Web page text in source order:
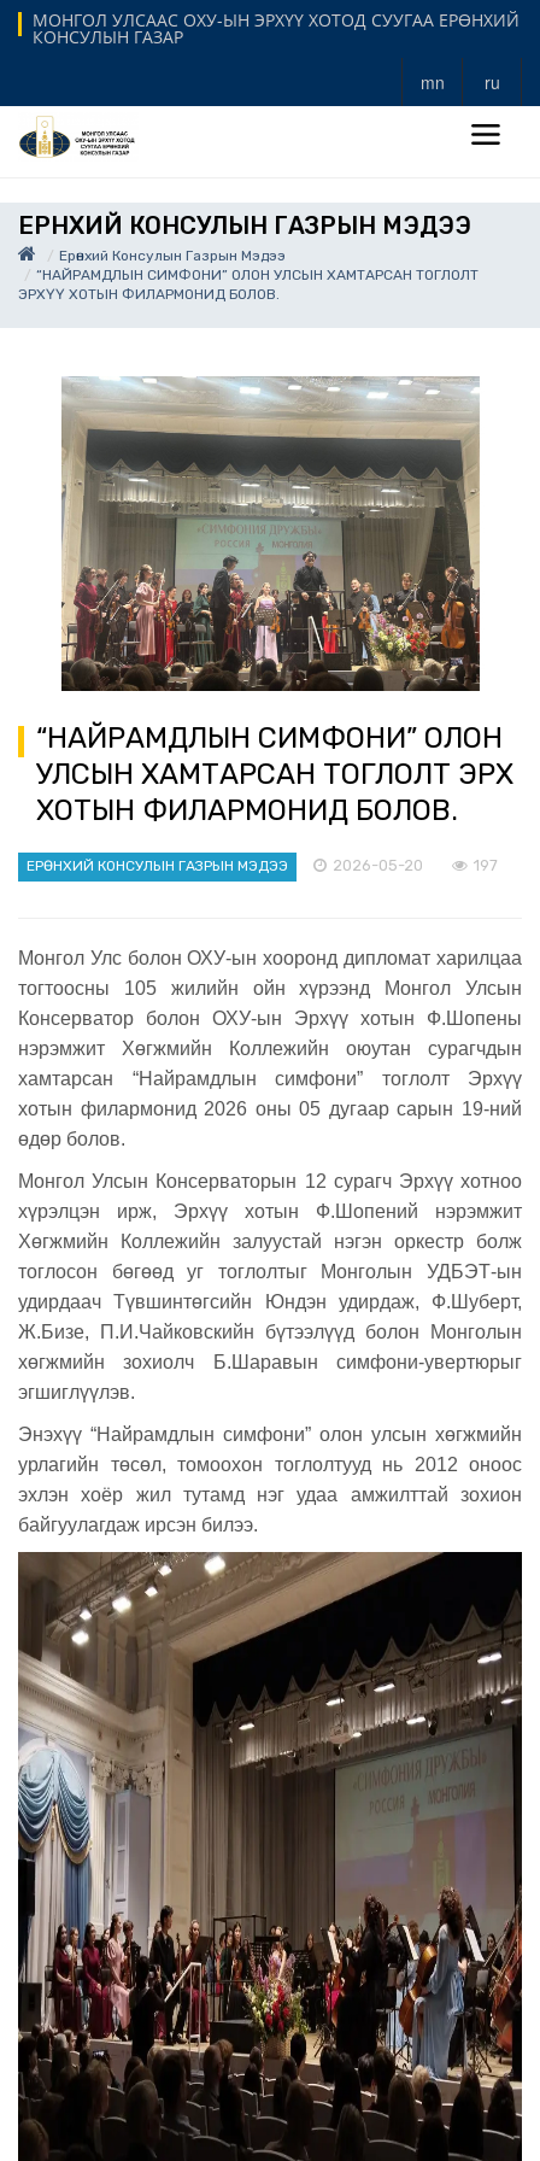
МОНГОЛ УЛСААС ОХУ-ЫН ЭРХҮҮ ХОТОД СУУГАА ЕРӨНХИЙ
КОНСУЛЫН ГАЗАР
mn ru
ЕРӨНХИЙ КОНСУЛЫН ГАЗРЫН МЭДЭЭ
Ерөнхий Консулын Газрын Мэдээ
“НАЙРАМДЛЫН СИМФОНИ” ОЛОН УЛСЫН ХАМТАРСАН ТОГЛОЛТ
ЭРХҮҮ ХОТЫН ФИЛАРМОНИД БОЛОВ.
“НАЙРАМДЛЫН СИМФОНИ” ОЛОН
УЛСЫН ХАМТАРСАН ТОГЛОЛТ ЭРХҮҮ
ХОТЫН ФИЛАРМОНИД БОЛОВ.
ЕРӨНХИЙ КОНСУЛЫН ГАЗРЫН МЭДЭЭ 2026-05-20 197
Монгол Улс болон ОХУ-ын хооронд дипломат харилцаа
тогтоосны 105 жилийн ойн хүрээнд Монгол Улсын
Консерватор болон ОХУ-ын Эрхүү хотын Ф.Шопены
нэрэмжит Хөгжмийн Коллежийн оюутан сурагчдын
хамтарсан “Найрамдлын симфони” тоглолт Эрхүү
хотын филармонид 2026 оны 05 дугаар сарын 19-ний
өдөр болов.
Монгол Улсын Консерваторын 12 сурагч Эрхүү хотноо
хүрэлцэн ирж, Эрхүү хотын Ф.Шопений нэрэмжит
Хөгжмийн Коллежийн залуустай нэгэн оркестр болж
тоглосон бөгөөд уг тоглолтыг Монголын УДБЭТ-ын
удирдаач Түвшинтөгсийн Юндэн удирдаж, Ф.Шуберт,
Ж.Бизе, П.И.Чайковскийн бүтээлүүд болон Монголын
хөгжмийн зохиолч Б.Шаравын симфони-увертюрыг
эгшиглүүлэв.
Энэхүү “Найрамдлын симфони” олон улсын хөгжмийн
урлагийн төсөл, томоохон тоглолтууд нь 2012 оноос
эхлэн хоёр жил тутамд нэг удаа амжилттай зохион
байгуулагдаж ирсэн билээ.